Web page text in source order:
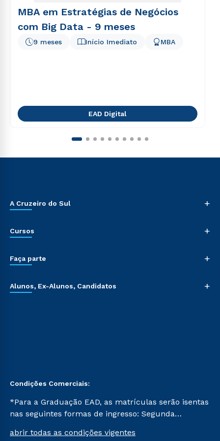
MBA em Estratégias de Negócios
com Big Data - 9 meses
Início Imediato
9 meses MBA
EAD Digital
A Cruzeiro do Sul +
Cursos +
Faça parte +
Alunos, Ex-Alunos, Candidatos +
Condições Comerciais:
*Para a Graduação EAD, as matrículas serão isentas
nas seguintes formas de ingresso: Segunda
Já para as demais, a taxa de matrícula será de R$
abrir todas as condições vigentes